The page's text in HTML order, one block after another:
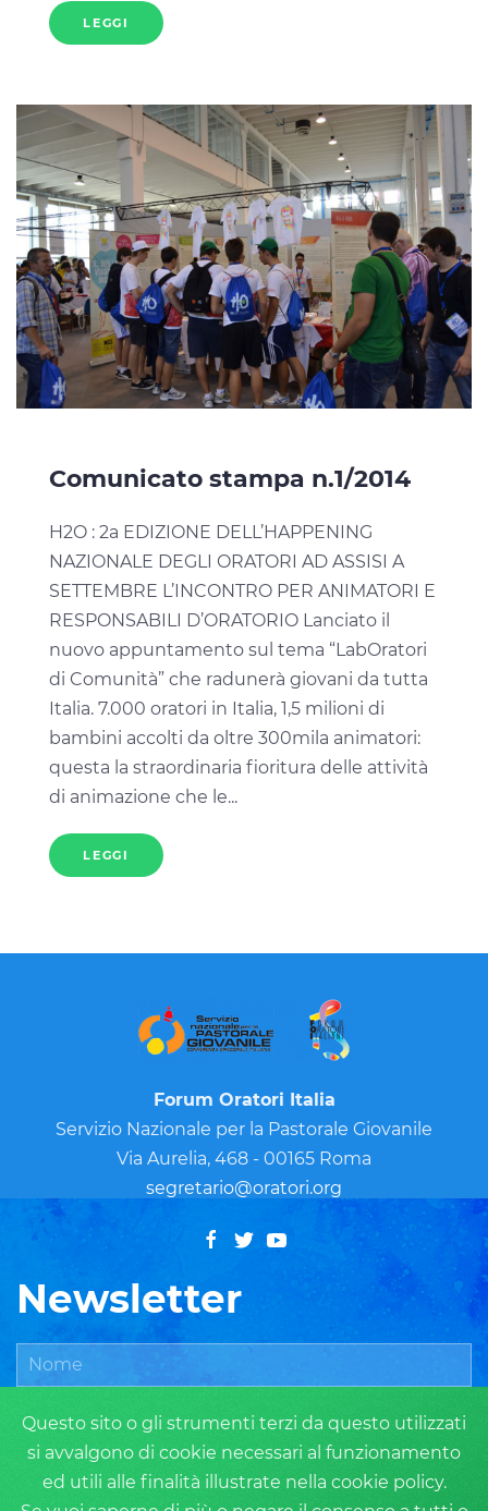
Questo sito o gli strumenti terzi da questo utilizzati
si avvalgono di cookie necessari al funzionamento
ed utili alle finalità illustrate nella cookie policy.
LEGGI
Comunicato stampa n.1/2014
H2O : 2a EDIZIONE DELL’HAPPENING
NAZIONALE DEGLI ORATORI AD ASSISI A
SETTEMBRE L’INCONTRO PER ANIMATORI E
RESPONSABILI D’ORATORIO Lanciato il
nuovo appuntamento sul tema “LabOratori
di Comunità” che radunerà giovani da tutta
Italia. 7.000 oratori in Italia, 1,5 milioni di
bambini accolti da oltre 300mila animatori:
questa la straordinaria fioritura delle attività
di animazione che le...
LEGGI
Forum Oratori Italia
Servizio Nazionale per la Pastorale Giovanile
Via Aurelia, 468 - 00165 Roma
segretario@oratori.org
Newsletter